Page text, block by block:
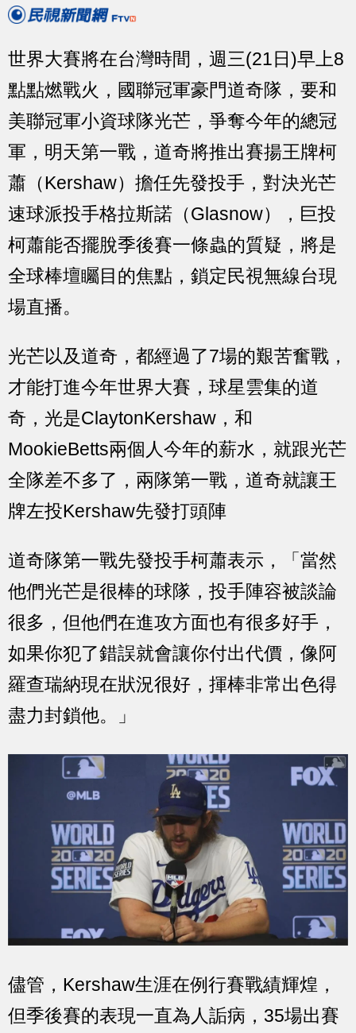
世界大賽將在台灣時間，週三(21日)早上8
點點燃戰火，國聯冠軍豪門道奇隊，要和
美聯冠軍小資球隊光芒，爭奪今年的總冠
軍，明天第一戰，道奇將推出賽揚王牌柯
蕭（Kershaw）擔任先發投手，對決光芒
速球派投手格拉斯諾（Glasnow），巨投
柯蕭能否擺脫季後賽一條蟲的質疑，將是
全球棒壇矚目的焦點，鎖定民視無線台現
場直播。
光芒以及道奇，都經過了7場的艱苦奮戰，
才能打進今年世界大賽，球星雲集的道
奇，光是ClaytonKershaw，和
MookieBetts兩個人今年的薪水，就跟光芒
全隊差不多了，兩隊第一戰，道奇就讓王
牌左投Kershaw先發打頭陣
道奇隊第一戰先發投手柯蕭表示，「當然
他們光芒是很棒的球隊，投手陣容被談論
很多，但他們在進攻方面也有很多好手，
如果你犯了錯誤就會讓你付出代價，像阿
羅查瑞納現在狀況很好，揮棒非常出色得
盡力封鎖他。」
儘管，Kershaw生涯在例行賽戰績輝煌，
但季後賽的表現一直為人詬病，35場出賽